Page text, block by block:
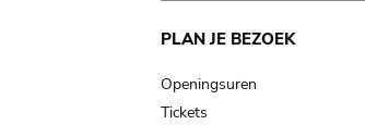
Main
navigation
PLAN JE BEZOEK
Openingsuren
Tickets